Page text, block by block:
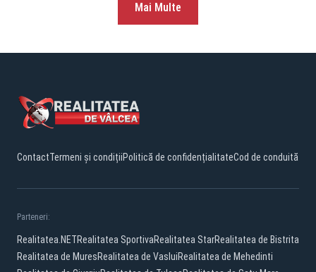
Mai Multe
ContactTermeni și condițiiPolitică de confidențialitateCod de conduită
Parteneri:
Realitatea.NETRealitatea SportivaRealitatea StarRealitatea de Bistrita
Realitatea de MuresRealitatea de VasluiRealitatea de Mehedinti